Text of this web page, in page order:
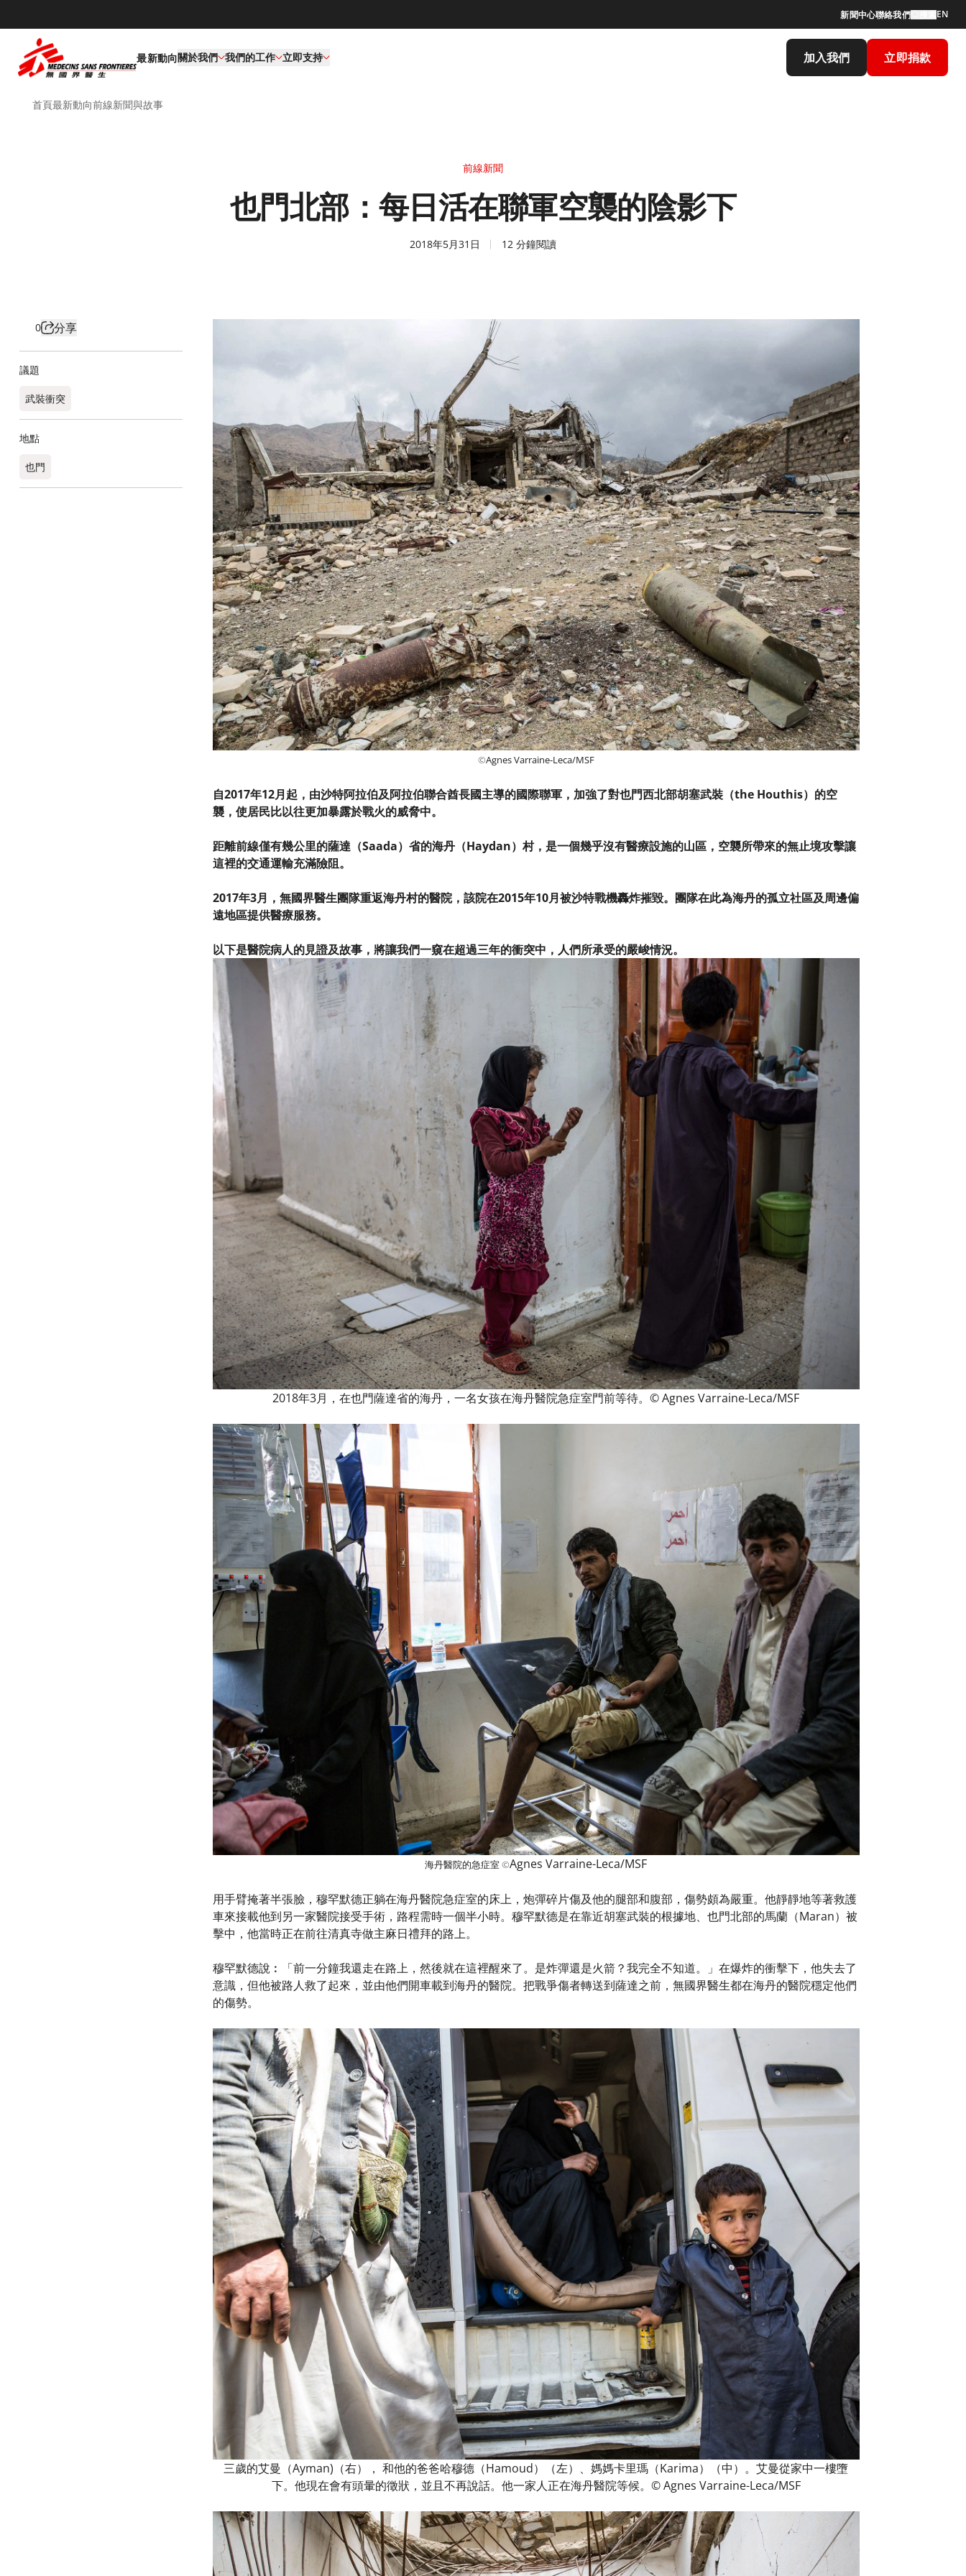
新聞中心聯絡我們 EN
最新動向關於我們 我們的工作​ 立即支持 加入我們 立即捐款
首頁最新動向前線新聞與故事
前線新聞
也門北部：每日活在聯軍空襲的陰影下
2018年5月31日 12 分鐘閱讀
0 分享
議題
武裝衝突
地點
也門
©Agnes Varraine-Leca/MSF
自2017年12月起，由沙特阿拉伯及阿拉伯聯合酋長國主導的國際聯軍，加強了對也門西北部胡塞武裝（the Houthis）的空
襲，使居民比以往更加暴露於戰火的威脅中。
距離前線僅有幾公里的薩達（Saada）省的海丹（Haydan）村，是一個幾乎沒有醫療設施的山區，空襲所帶來的無止境攻擊讓
這裡的交通運輸充滿險阻。
2017年3月，無國界醫生團隊重返海丹村的醫院，該院在2015年10月被沙特戰機轟炸摧毀。團隊在此為海丹的孤立社區及周邊偏
遠地區提供醫療服務。
以下是醫院病人的見證及故事，將讓我們一窺在超過三年的衝突中，人們所承受的嚴峻情況。
2018年3月，在也門薩達省的海丹，一名女孩在海丹醫院急症室門前等待。© Agnes Varraine-Leca/MSF
海丹醫院的急症室 ©Agnes Varraine-Leca/MSF
用手臂掩著半張臉，穆罕默德正躺在海丹醫院急症室的床上，炮彈碎片傷及他的腿部和腹部，傷勢頗為嚴重。他靜靜地等著救護
車來接載他到另一家醫院接受手術，路程需時一個半小時。穆罕默德是在靠近胡塞武裝的根據地、也門北部的馬蘭（Maran）被
擊中，他當時正在前往清真寺做主麻日禮拜的路上。
穆罕默德說︰「前一分鐘我還走在路上，然後就在這裡醒來了。是炸彈還是火箭？我完全不知道。」在爆炸的衝擊下，他失去了
意識，但他被路人救了起來，並由他們開車載到海丹的醫院。把戰爭傷者轉送到薩達之前，無國界醫生都在海丹的醫院穩定他們
的傷勢。
三歲的艾曼（Ayman)（右）， 和他的爸爸哈穆德（Hamoud）（左）、媽媽卡里瑪（Karima）（中）。艾曼從家中一樓墮
下。他現在會有頭暈的徵狀，並且不再說話。他一家人正在海丹醫院等候。© Agnes Varraine-Leca/MSF